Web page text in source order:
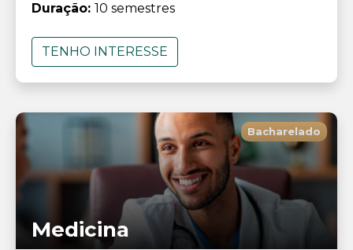
Duração: 10 semestres
TENHO INTERESSE
Bacharelado
Medicina